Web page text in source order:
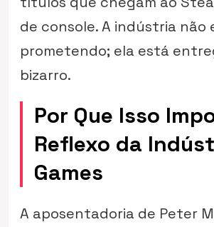
de console. A indústria não
prometendo; ela está
bizarro.
Por Que Isso
Reflexo da
Games
A aposentadoria de Peter